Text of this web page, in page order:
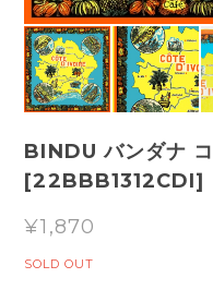
BINDU バンダナ
[22BBB1312CDI]
¥1,870
SOLD OUT